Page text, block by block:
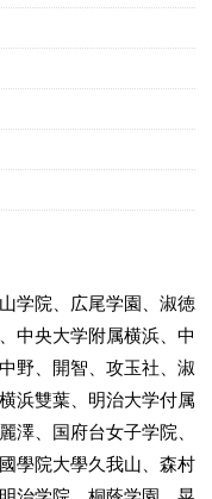
学院、広尾学園、淑徳
中央大学附属横浜、中
野、開智、攻玉社、淑
浜雙葉、明治大学付属
澤、国府台女子学院、
學院大學久我山、森村